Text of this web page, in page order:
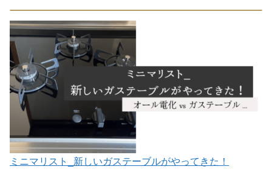
ミニマリスト_新しいガステーブルがやってきた！